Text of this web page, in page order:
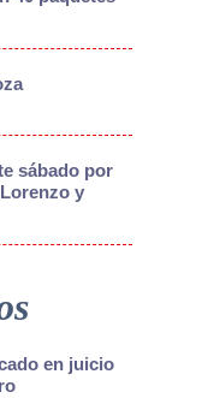
sábado por
y
en juicio